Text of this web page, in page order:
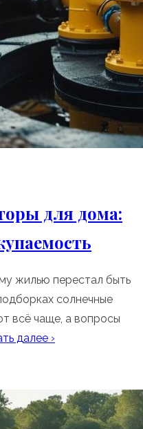
для дома:
жилью перестал быть
солнечные
всё чаще, а вопросы
далее ›